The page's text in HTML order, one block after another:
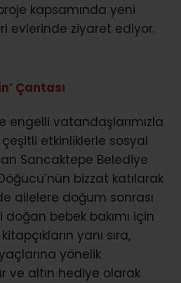
kapsamında yeni
evlerinde ziyaret ediyor.
Çantası
engelli vatandaşlarımızla
etkinliklerle sosyal
Sancaktepe Belediye
bizzat katılarak
ailelere doğum sonrası
doğan bebek bakımı için
yanı sıra,
yönelik
ve altın hediye olarak